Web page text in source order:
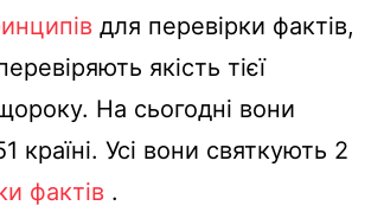
для перевірки фактів,
якість тієї
На сьогодні вони
країні. Усі вони святкують 2
фактів .